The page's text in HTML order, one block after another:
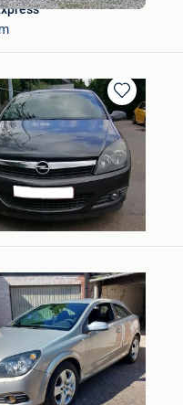
Bewaren
in
Mijn
Favorieten
Ans
Mijn
Favorieten
lang